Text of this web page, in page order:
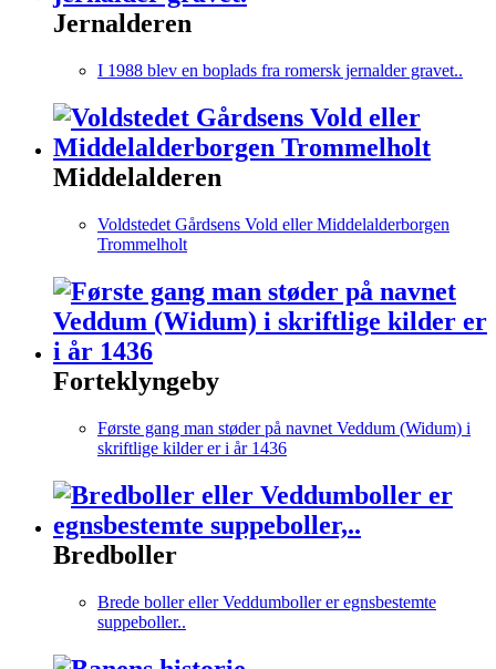
Jernalderen
I 1988 blev en boplads fra romersk jernalder gravet..
Middelalderen
Voldstedet Gårdsens Vold eller Middelalderborgen
Trommelholt
Forteklyngeby
Første gang man støder på navnet Veddum (Widum) i
skriftlige kilder er i år 1436
Bredboller
Brede boller eller Veddumboller er egnsbestemte
suppeboller..